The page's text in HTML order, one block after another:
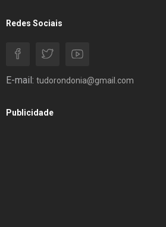
Redes Sociais
E-mail: tudorondonia@gmail.com
Publicidade